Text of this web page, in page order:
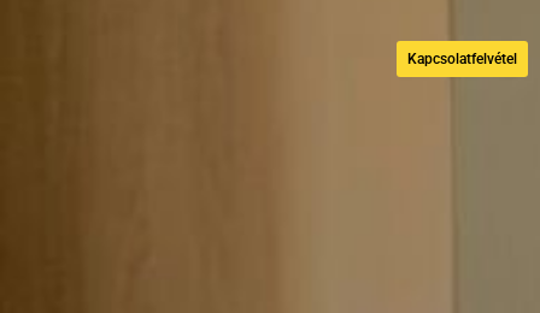
Kapcsolatfelvétel